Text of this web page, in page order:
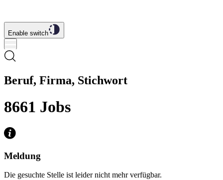
Enable switch
Beruf, Firma, Stichwort
8661 Jobs
Meldung
Die gesuchte Stelle ist leider nicht mehr verfügbar.